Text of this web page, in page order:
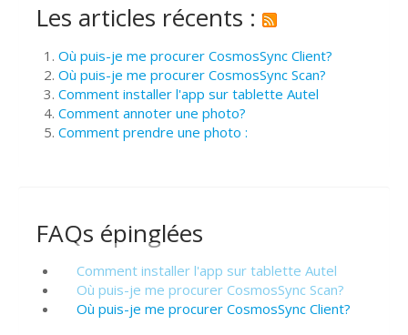
Les articles récents :
Où puis-je me procurer CosmosSync Client?
Où puis-je me procurer CosmosSync Scan?
Comment installer l'app sur tablette Autel
Comment annoter une photo?
Comment prendre une photo :
FAQs épinglées
Comment installer l'app sur tablette Autel
Où puis-je me procurer CosmosSync Scan?
Où puis-je me procurer CosmosSync Client?